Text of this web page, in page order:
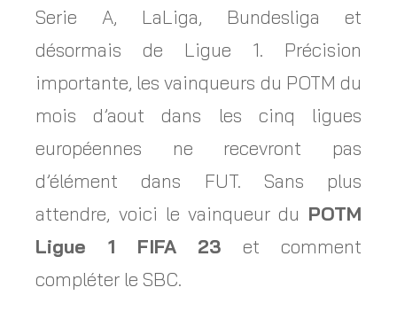
Serie A, LaLiga, Bundesliga et
désormais de Ligue 1. Précision
importante, les vainqueurs du POTM du
mois d’aout dans les cinq ligues
européennes ne recevront pas
d’élément dans FUT. Sans plus
attendre, voici le vainqueur du POTM
Ligue 1 FIFA 23 et comment
compléter le SBC.